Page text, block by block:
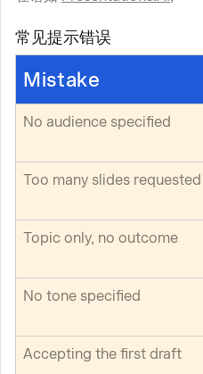
常见提示错误
Mistake
No audience specified
Too many slides requested
Topic only, no outcome
No tone specified
Accepting the first draft